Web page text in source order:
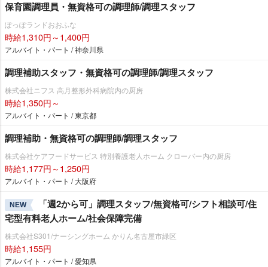
保育園調理員・無資格可の調理師/調理スタッフ
ぽっぽランドおおふな
時給1,310円～1,400円
アルバイト・パート / 神奈川県
調理補助スタッフ・無資格可の調理師/調理スタッフ
株式会社ニフス 高月整形外科病院内の厨房
時給1,350円～
アルバイト・パート / 東京都
調理補助・無資格可の調理師/調理スタッフ
株式会社ケアフードサービス 特別養護老人ホーム クローバー内の厨房
時給1,177円～1,250円
アルバイト・パート / 大阪府
NEW
「週2から可」調理スタッフ/無資格可/シフト相談可/住
宅型有料老人ホーム/社会保障完備
株式会社S301/ナーシングホーム かりん名古屋市緑区
時給1,155円
アルバイト・パート / 愛知県